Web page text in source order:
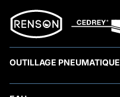
OUTILLAGE PNEUMATIQUE